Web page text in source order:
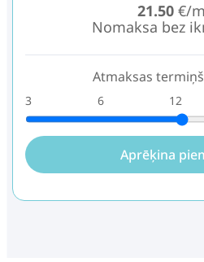
21.50 €/
Nomaksa bez
Atmaksas
3 6 12
Aprēķina